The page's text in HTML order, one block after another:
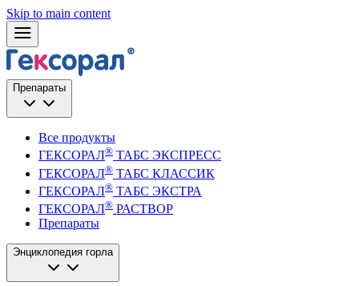
Skip to main content
Препараты
Все продукты
ГЕКСОРАЛ® ТАБС ЭКСПРЕСС
ГЕКСОРАЛ® ТАБС КЛАССИК
ГЕКСОРАЛ® ТАБС ЭКСТРА
ГЕКСОРАЛ® РАСТВОР
Препараты
Энциклопедия горла